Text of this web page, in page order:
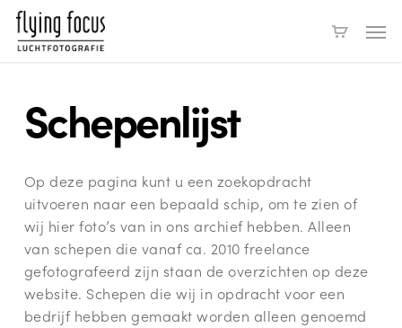
Skip
main
Schepenlijst
Op deze pagina kunt u een zoekopdracht
uitvoeren naar een bepaald schip, om te zien of
wij hier foto’s van in ons archief hebben. Alleen
van schepen die vanaf ca. 2010 freelance
gefotografeerd zijn staan de overzichten op deze
website. Schepen die wij in opdracht voor een
bedrijf hebben gemaakt worden alleen genoemd